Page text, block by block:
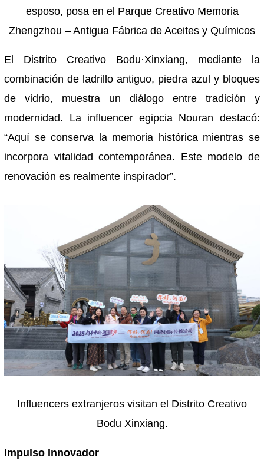
esposo, posa en el Parque Creativo Memoria
Zhengzhou – Antigua Fábrica de Aceites y Químicos
El Distrito Creativo Bodu·Xinxiang, mediante la
combinación de ladrillo antiguo, piedra azul y bloques
de vidrio, muestra un diálogo entre tradición y
modernidad. La influencer egipcia Nouran destacó:
“Aquí se conserva la memoria histórica mientras se
incorpora vitalidad contemporánea. Este modelo de
renovación es realmente inspirador”.
Influencers extranjeros visitan el Distrito Creativo
Bodu Xinxiang.
Impulso Innovador